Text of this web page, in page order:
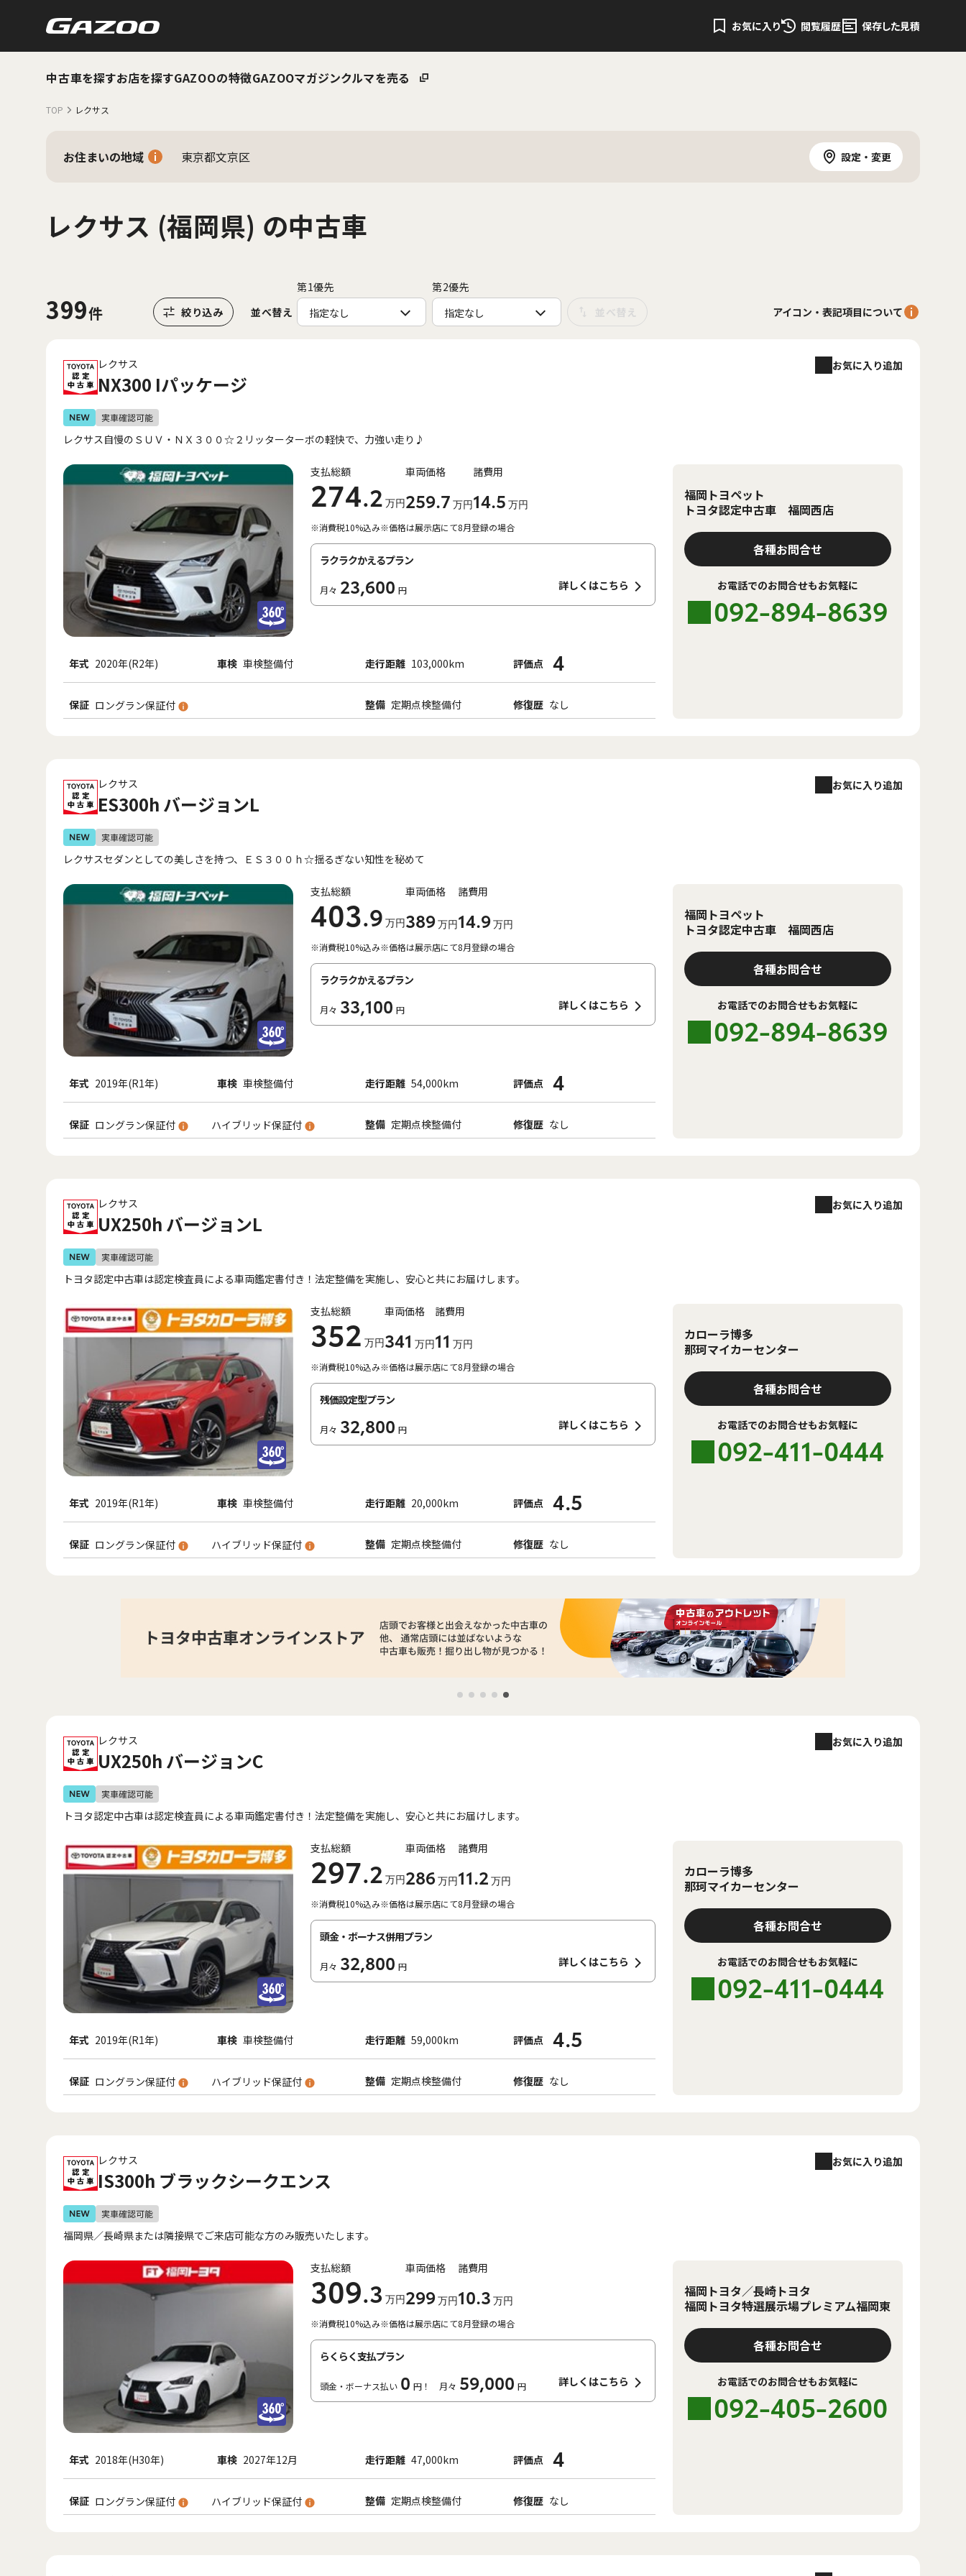
お気に入り 閲覧履歴 保存した見積
中古車を探すお店を探すGAZOOの特徴GAZOOマガジンクルマを売る
TOP レクサス
お住まいの地域 東京都文京区 設定・変更
レクサス (福岡県) の中古車
399 並べ替え
第1優先
指定なし
第2優先
指定なし
アイコン・表記項目について
レクサス
NX300 Iパッケージ
お気に入り追加
レクサス自慢のＳＵＶ・ＮＸ３００☆２リッターターボの軽快で、力強い走り♪
支払総額
274.2 万円
車両価格
259.7 万円
諸費用
14.5 万円
※消費税10%込み※価格は展示店にて8月登録の場合
ラクラクかえるプラン
月々 23,600 円 詳しくはこちら
年式 2020年(R2年) 車検 車検整備付 走行距離 103,000km 評価点 4
保証 ロングラン保証付 整備 定期点検整備付 修復歴 なし
福岡トヨペット
トヨタ認定中古車 福岡西店
各種お問合せ
お電話でのお問合せもお気軽に
092-894-8639
レクサス
ES300h バージョンL
お気に入り追加
レクサスセダンとしての美しさを持つ、ＥＳ３００ｈ☆揺るぎない知性を秘めて
支払総額
403.9 万円
車両価格
389万円
諸費用
14.9万円
※消費税10%込み※価格は展示店にて8月登録の場合
ラクラクかえるプラン
月々 33,100 円 詳しくはこちら
年式 2019年(R1年) 車検 車検整備付 走行距離 54,000km 評価点 4
保証 ロングラン保証付 ハイブリッド保証付 整備 定期点検整備付 修復歴 なし
福岡トヨペット
トヨタ認定中古車 福岡西店
各種お問合せ
お電話でのお問合せもお気軽に
092-894-8639
レクサス
UX250h バージョンL
お気に入り追加
トヨタ認定中古車は認定検査員による車両鑑定書付き！法定整備を実施し、安心と共にお届けします。
支払総額
352 万円
車両価格
341 万円
諸費用
11 万円
※消費税10%込み※価格は展示店にて8月登録の場合
残価設定型プラン
月々 32,800 円 詳しくはこちら
年式 2019年(R1年) 車検 車検整備付 走行距離 20,000km 評価点 4.5
保証 ロングラン保証付 ハイブリッド保証付 整備 定期点検整備付 修復歴 なし
カローラ博多
那珂マイカーセンター
各種お問合せ
お電話でのお問合せもお気軽に
092-411-0444
レクサス
UX250h バージョンC
お気に入り追加
トヨタ認定中古車は認定検査員による車両鑑定書付き！法定整備を実施し、安心と共にお届けします。
支払総額
297.2 万円
車両価格
286万円
諸費用
11.2 万円
※消費税10%込み※価格は展示店にて8月登録の場合
頭金・ボーナス併用プラン
月々 32,800 円 詳しくはこちら
年式 2019年(R1年) 車検 車検整備付 走行距離 59,000km 評価点 4.5
保証 ロングラン保証付 ハイブリッド保証付 整備 定期点検整備付 修復歴 なし
カローラ博多
那珂マイカーセンター
各種お問合せ
お電話でのお問合せもお気軽に
092-411-0444
レクサス
IS300h ブラックシークエンス
お気に入り追加
福岡県／長崎県または隣接県でご来店可能な方のみ販売いたします。
支払総額
309.3 万円
車両価格
299万円
諸費用
10.3 万円
※消費税10%込み※価格は展示店にて8月登録の場合
らくらく支払プラン
頭金・ボーナス払い 0 円！ 月々 59,000 円 詳しくはこちら
年式 2018年(H30年) 車検 2027年12月 走行距離 47,000km 評価点 4
保証 ロングラン保証付 ハイブリッド保証付 整備 定期点検整備付 修復歴 なし
福岡トヨタ／長崎トヨタ
福岡トヨタ特選展示場プレミアム福岡東
各種お問合せ
お電話でのお問合せもお気軽に
092-405-2600